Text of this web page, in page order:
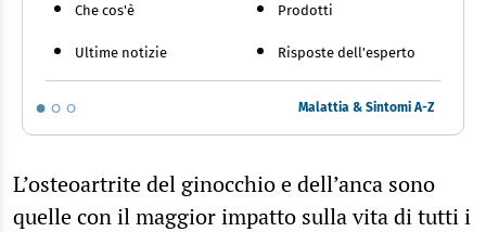
Che cos'è
Ultime notizie
Prodotti
Risposte dell'esperto
Malattia & Sintomi A-Z
L’osteoartrite del ginocchio e dell’anca sono
quelle con il maggior impatto sulla vita di tutti i